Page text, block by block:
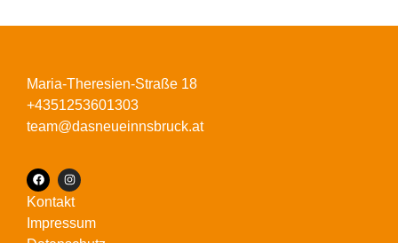
Kontakt
Impressum
Maria-Theresien-Straße 18
+4351253601303
team@dasneueinnsbruck.at